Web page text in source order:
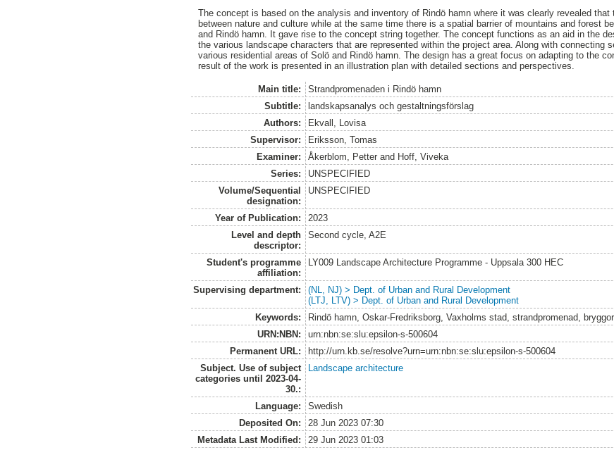
The concept is based on the analysis and inventory of Rindö hamn where it was clearly revealed
between nature and culture while at the same time there is a spatial barrier of mountains and forest
and Rindö hamn. It gave rise to the concept string together. The concept functions as an aid in the
the various landscape characters that are represented within the project area. Along with connecting
various residential areas of Solö and Rindö hamn. The design has a great focus on adapting to the
result of the work is presented in an illustration plan with detailed sections and perspectives.
Main title:
Strandpromenaden i Rindö hamn
Subtitle:
landskapsanalys och gestaltningsförslag
Authors:
Ekvall, Lovisa
Supervisor:
Eriksson, Tomas
Examiner:
Åkerblom, Petterand Hoff, Viveka
Series:
UNSPECIFIED
Volume/Sequential
designation:
UNSPECIFIED
Year of Publication:
2023
Level and depth
descriptor:
Second cycle, A2E
Student's programme
affiliation:
LY009 Landscape Architecture Programme - Uppsala 300 HEC
Supervising department:
(NL, NJ) > Dept. of Urban and Rural Development
(LTJ, LTV) > Dept. of Urban and Rural Development
Keywords:
Rindö hamn, Oskar-Fredriksborg, Vaxholms stad, strandpromenad,
URN:NBN:
urn:nbn:se:slu:epsilon-s-500604
Permanent URL:
http://urn.kb.se/resolve?urn=urn:nbn:se:slu:epsilon-s-500604
Subject. Use of subject
categories until 2023-04-
30.:
Landscape architecture
Language:
Swedish
Deposited On:
28 Jun 2023 07:30
Metadata Last Modified:
29 Jun 2023 01:03